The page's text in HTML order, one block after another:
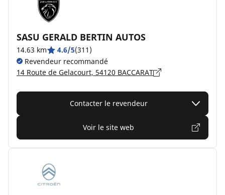
SASU GERALD BERTIN AUTOS
14.63 km 4.6/5(311)
Revendeur recommandé
14 Route de Gelacourt, 54120 BACCARAT
Contacter le revendeur
Voir le site web